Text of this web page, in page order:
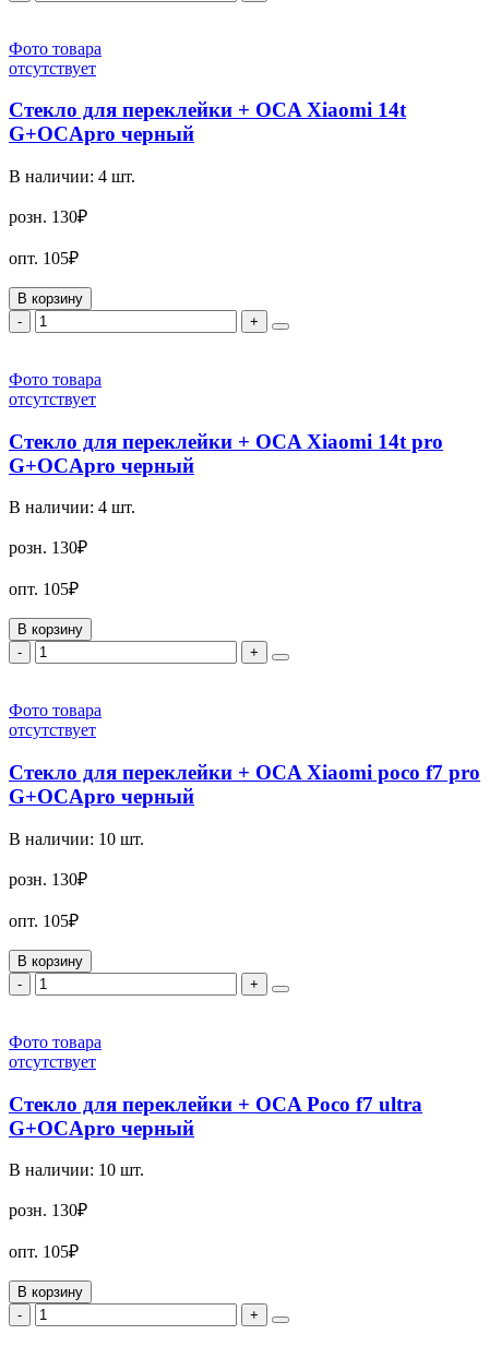
Фото товара
отсутствует
Стекло для переклейки + OCA Xiaomi 14t
G+OCApro черный
В наличии: 4 шт.
розн. 130₽
опт. 105₽
В корзину
-
+
Фото товара
отсутствует
Стекло для переклейки + OCA Xiaomi 14t pro
G+OCApro черный
В наличии: 4 шт.
розн. 130₽
опт. 105₽
В корзину
-
+
Фото товара
отсутствует
Стекло для переклейки + OCA Xiaomi poco f7 pro
G+OCApro черный
В наличии: 10 шт.
розн. 130₽
опт. 105₽
В корзину
-
+
Фото товара
отсутствует
Стекло для переклейки + OCA Poco f7 ultra
G+OCApro черный
В наличии: 10 шт.
розн. 130₽
опт. 105₽
В корзину
-
+